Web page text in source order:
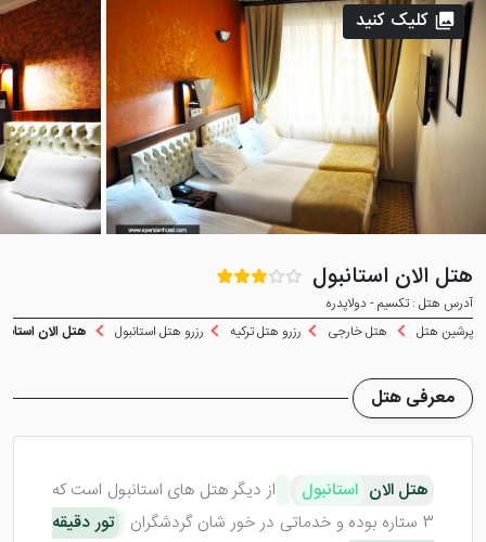
هتل الان استانبول
آدرس هتل : تکسیم - دولاپدره
پرشین هتل
هتل خارجی رزرو هتل ترکیه رزرو هتل استانبول هتل الان
کلیک کنید
معرفی هتل
هتل الان استانبول
از دیگر هتل های استانبول است که
3 ستاره بوده و خدماتی در خور شان گردشگران
تور دقیقه